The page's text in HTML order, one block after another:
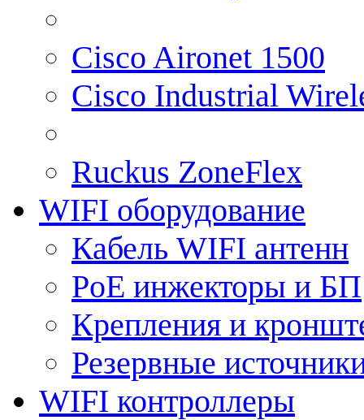
Cisco Aironet 1500
Cisco Industrial
Ruckus ZoneFlex
WIFI оборудование
Кабель WIFI антенн
PoE инжекторы и БП
Крепления и
Резервные
WIFI контроллеры